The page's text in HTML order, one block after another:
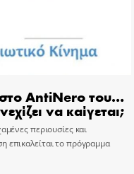
στο AntiNero του…
να καίγεται;
περιουσίες και
επικαλείται το πρόγραμμα